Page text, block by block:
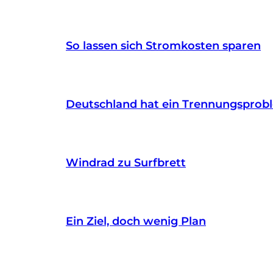
So lassen sich Stromkosten sparen
Deutschland hat ein
Windrad zu Surfbrett
Ein Ziel, doch wenig Plan